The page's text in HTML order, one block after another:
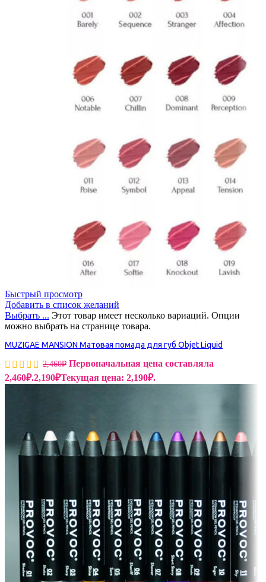
Быстрый просмотр
Добавить в список желаний
Выбрать ... Этот товар имеет несколько вариаций. Опции
можно выбрать на странице товара.
MUZIGAE MANSION Матовая помада для губ Objet Liquid
2,460₽ Первоначальная цена составляла
2,460₽.2,190₽Текущая цена: 2,190₽.